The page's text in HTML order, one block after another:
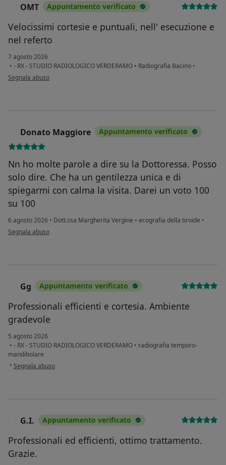
OMT Appuntamento verificato
Velocissimi cortesie e puntuali, nell' esecuzione e
nel referto
7 agosto 2026
• - RX - STUDIO RADIOLOGICO VERDERAMO • Radiografia Bacino •
secondo l'opinione dell'utente OMT
Segnala abuso
Donato Maggiore Appuntamento verificato
Nn ho molte parole a dire su la Dottoressa. Posso
solo dire. Che ha un gentilezza unica e di
spiegarmi con calma la visita. Darei un voto 100
su 100
6 agosto 2026 • Dott.ssa Margherita Vergine • ecografia della tiroide •
secondo l'opinione dell'utente Donato Maggiore
Segnala abuso
Gg Appuntamento verificato
Professionali efficienti e cortesia. Ambiente
gradevole
5 agosto 2026
• - RX - STUDIO RADIOLOGICO VERDERAMO • radiografia temporo-
mandibolare
• secondo l'opinione dell'utente Gg
Segnala abuso
G.I. Appuntamento verificato
Professionali ed efficienti, ottimo trattamento.
Grazie.